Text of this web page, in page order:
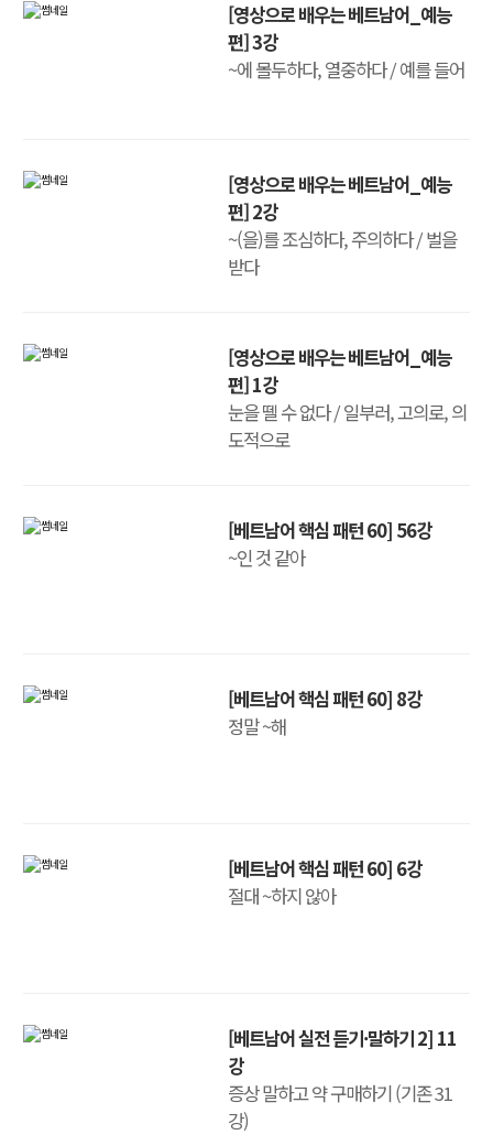
[영상으로 배우는 베트남어_예능
편] 3강
~에 몰두하다, 열중하다 / 예를 들어
[영상으로 배우는 베트남어_예능
편] 2강
~(을)를 조심하다, 주의하다 / 벌을
받다
[영상으로 배우는 베트남어_예능
편] 1강
눈을 뗄 수 없다 / 일부러, 고의로, 의
도적으로
[베트남어 핵심 패턴 60] 56강
~인 것 같아
[베트남어 핵심 패턴 60] 8강
정말 ~해
[베트남어 핵심 패턴 60] 6강
절대 ~하지 않아
[베트남어 실전 듣기·말하기 2] 11
강
증상 말하고 약 구매하기 (기존 31
강)